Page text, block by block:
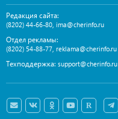
Редакция сайта:
(8202) 44-66-80, ima@cherinfo.ru
Отдел рекламы:
(8202) 54-88-77, reklama@cherinfo.ru
Техподдержка: support@cherinfo.ru